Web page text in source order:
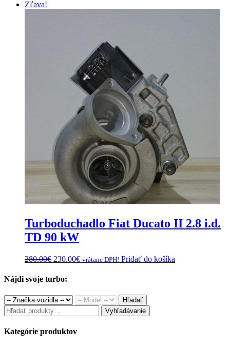
Zľava!
Turboduchadlo Fiat Ducato II 2.8 i.d.
TD 90 kW
280.00€ Original
was:
230.00€Current
vrátane DPH! Pridať do košíka
Nájdi svoje turbo:
Hľadať
Hľadať: Vyhľadávanie
Kategórie produktov